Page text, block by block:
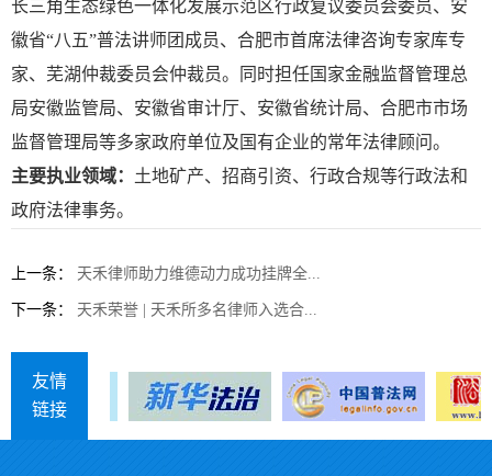
长三角生态绿色一体化发展示范区行政复议委员会委员、安
徽省“八五”普法讲师团成员、合肥市首席法律咨询专家库专
家、芜湖仲裁委员会仲裁员。同时担任国家金融监督管理总
局安徽监管局、安徽省审计厅、安徽省统计局、合肥市市场
监督管理局等多家政府单位及国有企业的常年法律顾问。
主要执业领域： 土地矿产、招商引资、行政合规等行政法和
政府法律事务。
上一条： 天禾律师助力维德动力成功挂牌全...
下一条： 天禾荣誉 | 天禾所多名律师入选合...
友情
链接